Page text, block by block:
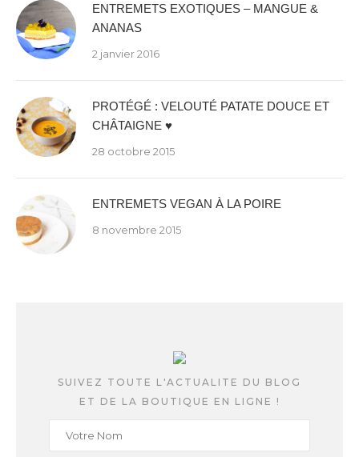
ENTREMETS EXOTIQUES – MANGUE &
ANANAS
2 janvier 2016
PROTÉGÉ : VELOUTÉ PATATE DOUCE ET
CHÂTAIGNE ♥
28 octobre 2015
ENTREMETS VEGAN À LA POIRE
8 novembre 2015
SUIVEZ TOUTE L'ACTUALITE DU BLOG
ET DE LA BOUTIQUE EN LIGNE !